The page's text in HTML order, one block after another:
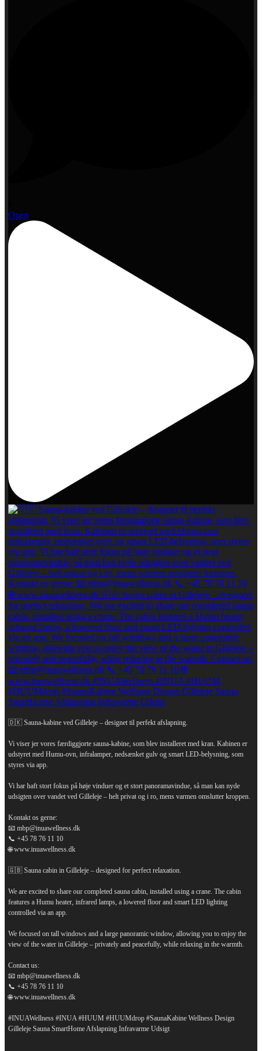
Open
🇩🇰 Sauna-kabine ved Gilleleje – designet til perfekt afslapning.
Vi viser jer vores færdiggjorte sauna-kabine, som blev installeret med kran. Kabinen er
udstyret med Humu-ovn, infralamper, nedsænket gulv og smart LED-belysning, som
styres via app.
Vi har haft stort fokus på høje vinduer og et stort panoramavindue, så man kan nyde
udsigten over vandet ved Gilleleje – helt privat og i ro, mens varmen omslutter kroppen.
Kontakt os gerne:
📧 mbp@inuawellness.dk
📞 +45 78 76 11 10
🌐 www.inuawellness.dk
🇬🇧 Sauna cabin in Gilleleje – designed for perfect relaxation.
We are excited to share our completed sauna cabin, installed using a crane. The cabin
features a Humu heater, infrared lamps, a lowered floor and smart LED lighting
controlled via an app.
We focused on tall windows and a large panoramic window, allowing you to enjoy the
view of the water in Gilleleje – privately and peacefully, while relaxing in the warmth.
Contact us:
📧 mbp@inuawellness.dk
📞 +45 78 76 11 10
🌐 www.inuawellness.dk
#INUAWellness #INUA #HUUM #HUUMdrop #SaunaKabine Wellness Design
Gilleleje Sauna SmartHome Afslapning Infravarme Udsigt